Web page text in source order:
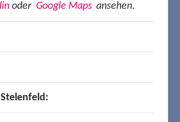
oder Google Mapsansehen.